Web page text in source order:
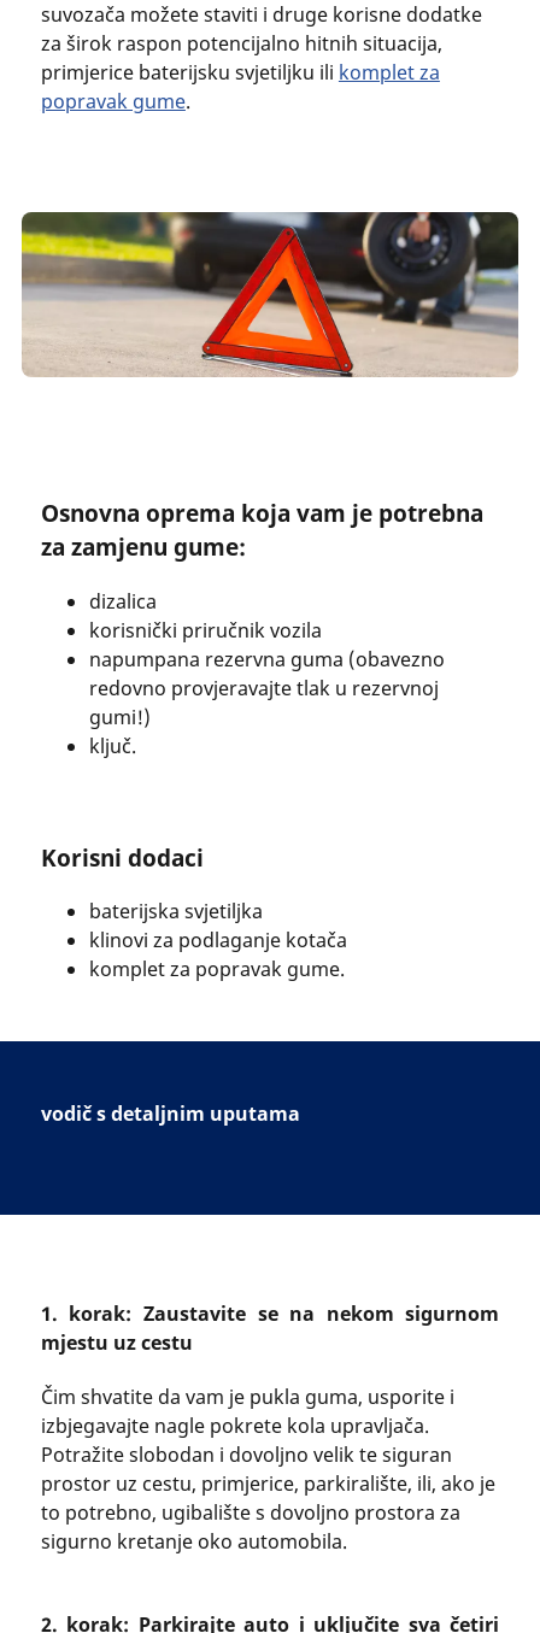
suvozača možete staviti i druge korisne dodatke
za širok raspon potencijalno hitnih situacija,
primjerice baterijsku svjetiljku ili komplet za
popravak gume.
Osnovna oprema koja vam je potrebna
za zamjenu gume:
dizalica
korisnički priručnik vozila
napumpana rezervna guma (obavezno
redovno provjeravajte tlak u rezervnoj
gumi!)
ključ.
Korisni dodaci
baterijska svjetiljka
klinovi za podlaganje kotača
komplet za popravak gume.
vodič s detaljnim uputama
1. korak: Zaustavite se na nekom sigurnom
mjestu uz cestu
Čim shvatite da vam je pukla guma, usporite i
izbjegavajte nagle pokrete kola upravljača.
Potražite slobodan i dovoljno velik te siguran
prostor uz cestu, primjerice, parkiralište, ili, ako je
to potrebno, ugibalište s dovoljno prostora za
sigurno kretanje oko automobila.
2. korak: Parkirajte auto i uključite sva četiri